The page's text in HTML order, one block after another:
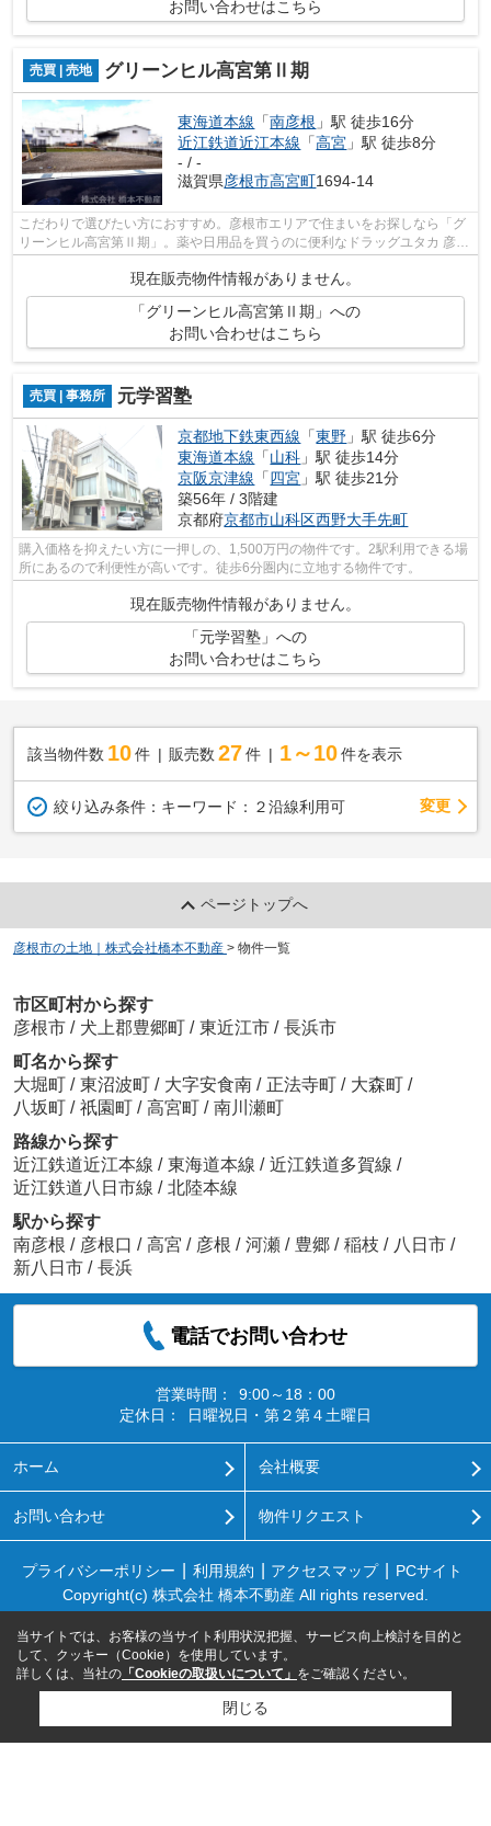
お問い合わせはこちら
売買 | 売地 グリーンヒル高宮第Ⅱ期
東海道本線 「南彦根 」駅 徒歩16分
近江鉄道近江本線 「高宮 」駅 徒歩8分
- / -
滋賀県彦根市高宮町1694-14
こだわりで選びたい方におすすめ。彦根市エリアで住まいをお探しなら「グ
リーンヒル高宮第Ⅱ期」。薬や日用品を買うのに便利なドラッグユタカ 彦根
高宮店まで、335mです。彦根警察署 高...
現在販売物件情報がありません。
「グリーンヒル高宮第Ⅱ期」への
お問い合わせはこちら
売買 | 事務所 元学習塾
京都地下鉄東西線 「東野 」駅 徒歩6分
東海道本線 「山科 」駅 徒歩14分
京阪京津線 「四宮 」駅 徒歩21分
築56年 / 3階建
京都府京都市山科区西野大手先町
購入価格を抑えたい方に一押しの、1,500万円の物件です。2駅利用できる場
所にあるので利便性が高いです。徒歩6分圏内に立地する物件です。
現在販売物件情報がありません。
「元学習塾」への
お問い合わせはこちら
該当物件数 10件 販売数 27 件 1～10 件を表示
絞り込み条件： キーワード：２沿線利用可 変更
ページトップへ
彦根市の土地｜株式会社橋本不動産 > 物件一覧
市区町村から探す
彦根市 / 犬上郡豊郷町 / 東近江市 / 長浜市
町名から探す
大堀町 / 東沼波町 / 大字安食南 / 正法寺町 / 大森町 /
八坂町 / 祇園町 / 高宮町 / 南川瀬町
路線から探す
近江鉄道近江本線 / 東海道本線 / 近江鉄道多賀線 /
近江鉄道八日市線 / 北陸本線
駅から探す
南彦根 / 彦根口 / 高宮 / 彦根 / 河瀬 / 豊郷 / 稲枝 / 八日市 /
新八日市 / 長浜
電話でお問い合わせ
営業時間：
9:00～18：00
定休日：
日曜祝日・第２第４土曜日
ホーム 会社概要
お問い合わせ 物件リクエスト
プライバシーポリシー 利用規約 アクセスマップ
PCサイト
Copyright(c) 株式会社 橋本不動産 All rights reserved.
当サイトでは、お客様の当サイト利用状況把握、サービス向上検討を目的と
して、クッキー（Cookie）を使用しています。
詳しくは、当社の 「Cookieの取扱いについて」 をご確認ください。
閉じる